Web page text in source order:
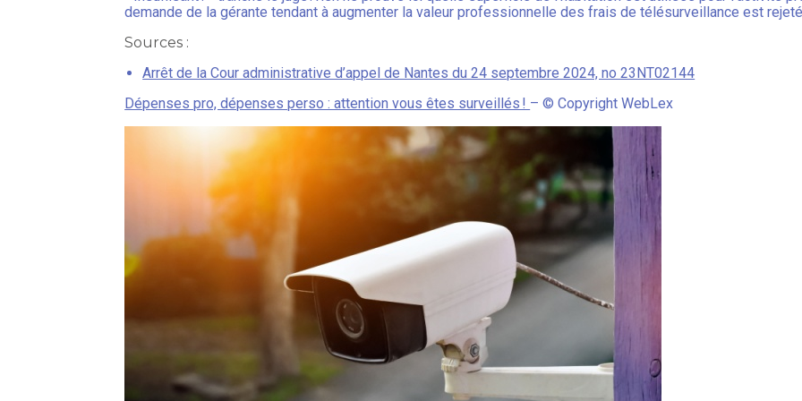
demande de la gérante tendant à augmenter la valeur professionnelle des frais de télésurveillance est
Sources :
Arrêt de la Cour administrative d’appel de Nantes du 24 septembre 2024, no 23NT02144
Dépenses pro, dépenses perso : attention vous êtes surveillés ! – © Copyright WebLex